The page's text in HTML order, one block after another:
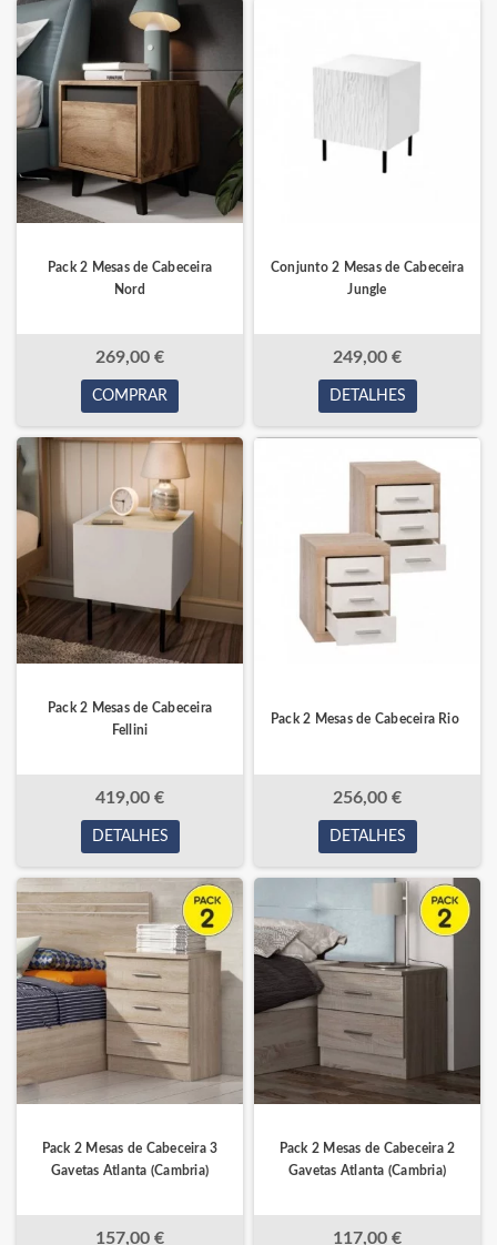
Pack 2 Mesas de Cabeceira
Nord
269,00 €
COMPRAR
Conjunto 2 Mesas de Cabeceira
Jungle
249,00 €
DETALHES
Pack 2 Mesas de Cabeceira
Fellini
419,00 €
DETALHES
Pack 2 Mesas de Cabeceira Rio
256,00 €
DETALHES
Pack 2 Mesas de Cabeceira 3
Gavetas Atlanta (Cambria)
157,00 €
Pack 2 Mesas de Cabeceira 2
Gavetas Atlanta (Cambria)
117,00 €